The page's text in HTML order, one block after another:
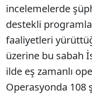
incelemelerde
destekli
faaliyetleri
üzerine bu sabah
ilde eş zamanlı
Operasyonda 108